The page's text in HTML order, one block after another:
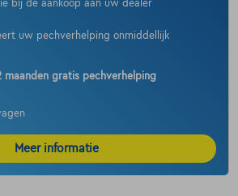
bij de aankoop aan uw dealer
uw pechverhelping onmiddellijk
maanden gratis pechverhelping
Meer informatie